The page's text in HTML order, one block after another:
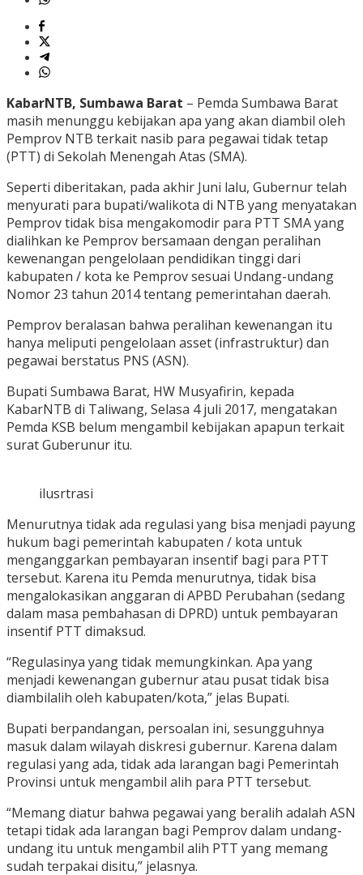
KabarNTB, Sumbawa Barat – Pemda Sumbawa Barat
masih menunggu kebijakan apa yang akan diambil oleh
Pemprov NTB terkait nasib para pegawai tidak tetap
(PTT) di Sekolah Menengah Atas (SMA).
Seperti diberitakan, pada akhir Juni lalu, Gubernur telah
menyurati para bupati/walikota di NTB yang menyatakan
Pemprov tidak bisa mengakomodir para PTT SMA yang
dialihkan ke Pemprov bersamaan dengan peralihan
kewenangan pengelolaan pendidikan tinggi dari
kabupaten / kota ke Pemprov sesuai Undang-undang
Nomor 23 tahun 2014 tentang pemerintahan daerah.
Pemprov beralasan bahwa peralihan kewenangan itu
hanya meliputi pengelolaan asset (infrastruktur) dan
pegawai berstatus PNS (ASN).
Bupati Sumbawa Barat, HW Musyafirin, kepada
KabarNTB di Taliwang, Selasa 4 juli 2017, mengatakan
Pemda KSB belum mengambil kebijakan apapun terkait
surat Guberunur itu.
ilusrtrasi
Menurutnya tidak ada regulasi yang bisa menjadi payung
hukum bagi pemerintah kabupaten / kota untuk
menganggarkan pembayaran insentif bagi para PTT
tersebut. Karena itu Pemda menurutnya, tidak bisa
mengalokasikan anggaran di APBD Perubahan (sedang
dalam masa pembahasan di DPRD) untuk pembayaran
insentif PTT dimaksud.
“Regulasinya yang tidak memungkinkan. Apa yang
menjadi kewenangan gubernur atau pusat tidak bisa
diambilalih oleh kabupaten/kota,” jelas Bupati.
Bupati berpandangan, persoalan ini, sesungguhnya
masuk dalam wilayah diskresi gubernur. Karena dalam
regulasi yang ada, tidak ada larangan bagi Pemerintah
Provinsi untuk mengambil alih para PTT tersebut.
“Memang diatur bahwa pegawai yang beralih adalah ASN
tetapi tidak ada larangan bagi Pemprov dalam undang-
undang itu untuk mengambil alih PTT yang memang
sudah terpakai disitu,” jelasnya.